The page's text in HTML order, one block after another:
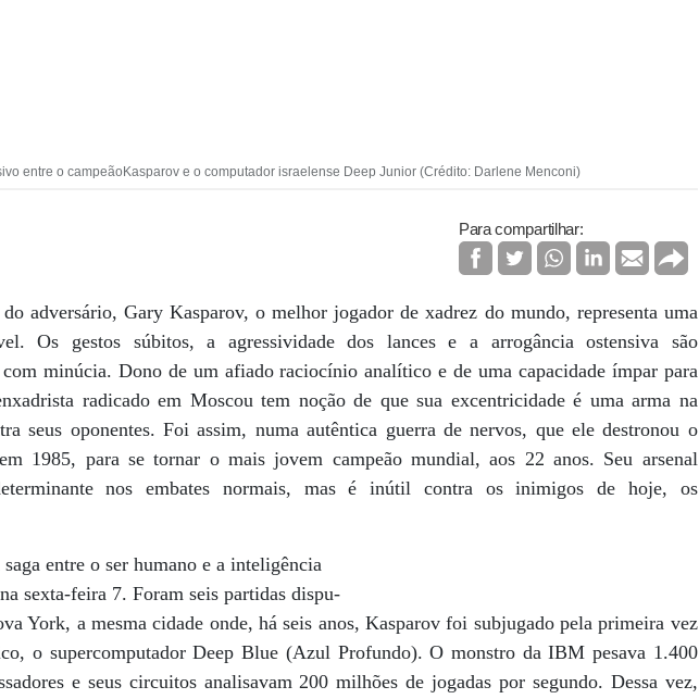
entre o campeãoKasparov e o computador israelense Deep Junior (Crédito: Darlene Menconi)
Para compartilhar:
adversário, Gary Kasparov, o melhor jogador de xadrez do mundo, representa uma
Os gestos súbitos, a agressividade dos lances e a arrogância ostensiva são
minúcia. Dono de um afiado raciocínio analítico e de uma capacidade ímpar para
radicado em Moscou tem noção de que sua excentricidade é uma arma na
seus oponentes. Foi assim, numa autêntica guerra de nervos, que ele destronou o
1985, para se tornar o mais jovem campeão mundial, aos 22 anos. Seu arsenal
nos embates normais, mas é inútil contra os inimigos de hoje, os
entre o ser humano e a inteligência
sexta-feira 7. Foram seis partidas dispu-
York, a mesma cidade onde, há seis anos, Kasparov foi subjugado pela primeira vez
o supercomputador Deep Blue (Azul Profundo). O monstro da IBM pesava 1.400
e seus circuitos analisavam 200 milhões de jogadas por segundo. Dessa vez,